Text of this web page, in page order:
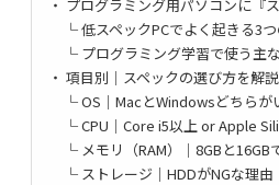
プログラミング用パソコンに『
低スペックPCでよく起きる3
プログラミング学習で使う主
項目別｜スペックの選び方を解説
OS｜MacとWindowsどちらが
CPU｜Core i5以上 or Apple
メモリ（RAM）｜8GBと16GB
ストレージ｜HDDがNGな理由